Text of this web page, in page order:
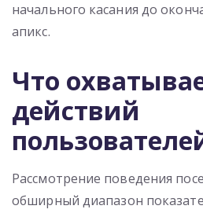
начального касания до
апикс.
Что
действий
Рассмотрение поведения
обширный диапазон